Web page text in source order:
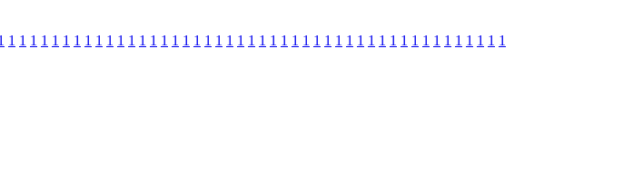
1 1 1 1 1 1 1 1 1 1 1 1 1 1 1 1 1 1 1 1 1 1 1 1 1 1 1 1 1 1 1 1 1 1 1 1 1 1 1 1 1 1 1 1 1 1